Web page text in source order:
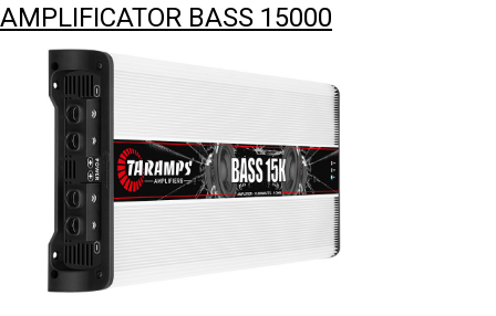
AMPLIFICATOR BASS 15000